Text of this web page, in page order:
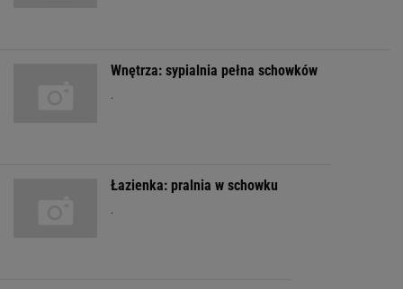
Wnętrza: sypialnia pełna schowków
.
Łazienka: pralnia w schowku
.